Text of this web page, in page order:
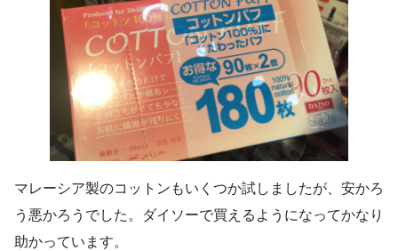
マレーシア製のコットンもいくつか試しましたが、安かろ
う悪かろうでした。ダイソーで買えるようになってかなり
助かっています。